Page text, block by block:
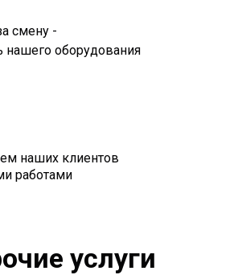
смену -
нашего оборудования
наших клиентов
работами
услуги